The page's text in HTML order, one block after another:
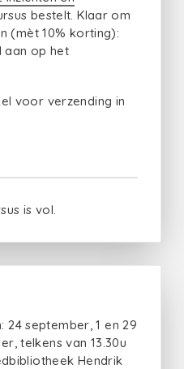
bestelt. Klaar om
(mèt 10% korting):
aan op het
voor verzending in
is vol.
september, 1 en 29
telkens van 13.30u
Hendrik